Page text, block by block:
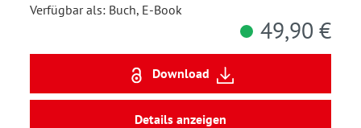
Verfügbar als: Buch, E-Book
49,90 €
Download
Details anzeigen